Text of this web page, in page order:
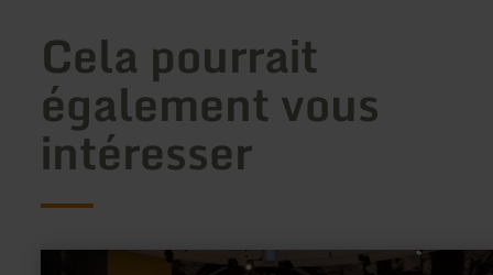
Cela pourrait
également vous
intéresser